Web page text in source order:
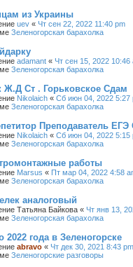
из Украины
uev « Чт сен 22, 2022 11:40 pm
Зеленогорская барахолка
adamant « Чт сен 15, 2022 10:46
Зеленогорская барахолка
Ст . Горьковское Сдам
Nikolaich « Сб июн 04, 2022 5:27
Зеленогорская барахолка
Преподаватель ЕГЭ
Nikolaich « Сб июн 04, 2022 5:15
Зеленогорская барахолка
работы
Marsus « Пт мар 04, 2022 4:58
Зеленогорская барахолка
аналоговый
Татьяна Байкова « Чт янв 13,
Зеленогорская барахолка
2022 года в Зеленогорске
abravo « Чт дек 30, 2021 8:43 pm
Зеленогорские разговоры